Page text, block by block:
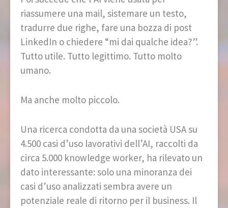
riassumere una mail, sistemare un testo,
tradurre due righe, fare una bozza di post
LinkedIn o chiedere “mi dai qualche idea?”.
Tutto utile. Tutto legittimo. Tutto molto
umano.
Ma anche molto piccolo.
Una ricerca condotta da una società USA su
4.500 casi d’uso lavorativi dell’AI, raccolti da
circa 5.000 knowledge worker, ha rilevato un
dato interessante: solo una minoranza dei
casi d’uso analizzati sembra avere un
potenziale reale di ritorno per il business. Il